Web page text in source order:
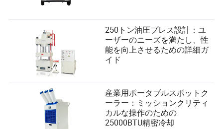
すが、成犬やシニアペットでも新しい刺激に対する穏や
かで定期的な露出が有益です。
時間と忍耐
ペットの適応はそれぞれ異なります。すぐに絆を結ぶペ
ットもいれば、数週間から数ヶ月かかるペットもいま
す。安定した態度を保ち、優しく話しかけ、ペットが安
全だと感じたときに近づいてくるのを待ちましょう。
トレーニングと行動管理
250トン油圧プレス設計：ユ
ーザーのニーズを満たし、性
能を向上させるための詳細ガ
イド
産業用ポータブルスポットク
ーラー：ミッションクリティ
カルな操作のための
25000BTU精密冷却